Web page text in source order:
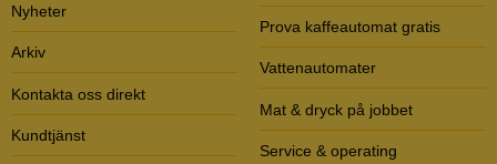
Nyheter
Arkiv
Kontakta oss direkt
Kundtjänst
Prova kaffeautomat gratis
Vattenautomater
Mat & dryck på jobbet
Service & operating